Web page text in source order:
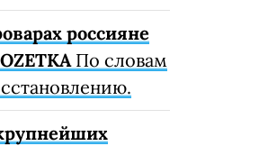
россияне
По словам